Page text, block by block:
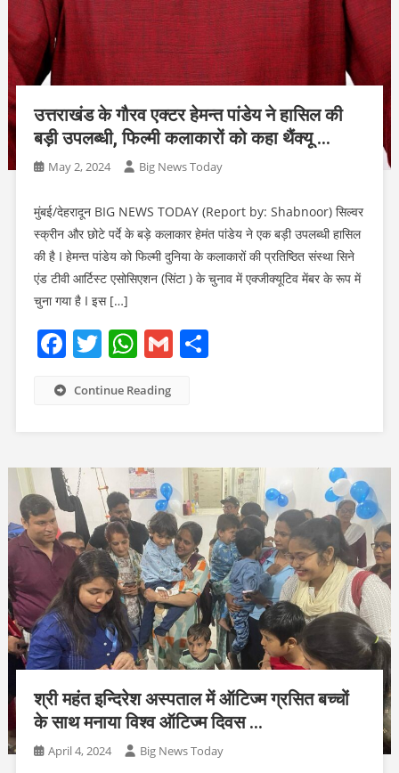
उत्तराखंड के गौरव एक्टर हेमन्त पांडेय ने हासिल की
बड़ी उपलब्धी, फिल्मी कलाकारों को कहा थैंक्यू …
May 2, 2024 Big News Today
मुंबई/देहरादून BIG NEWS TODAY (Report by: Shabnoor) सिल्वर
स्क्रीन और छोटे पर्दे के बड़े कलाकार हेमंत पांडेय ने एक बड़ी उपलब्धी हासिल
की है I हेमन्त पांडेय को फिल्मी दुनिया के कलाकारों की प्रतिष्ठित संस्था सिने
एंड टीवी आर्टिस्ट एसोसिएशन (सिंटा ) के चुनाव में एक्जीक्यूटिव मेंबर के रूप में
चुना गया है I इस […]
Facebook
Twitter
WhatsApp
GmailShare
Continue Reading
श्री महंत इन्दिरेश अस्पताल में ऑटिज्म ग्रसित बच्चों
के साथ मनाया विश्व ऑटिज्म दिवस …
April 4, 2024 Big News Today